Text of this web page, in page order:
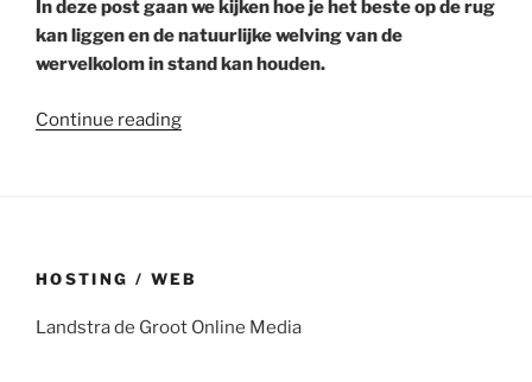
In deze post gaan we kijken hoe je het beste op de rug
kan liggen en de natuurlijke welving van de
wervelkolom in stand kan houden.
Continue reading“Back
oefeningen
op
HOSTING / WEB
Landstra de Groot Online Media